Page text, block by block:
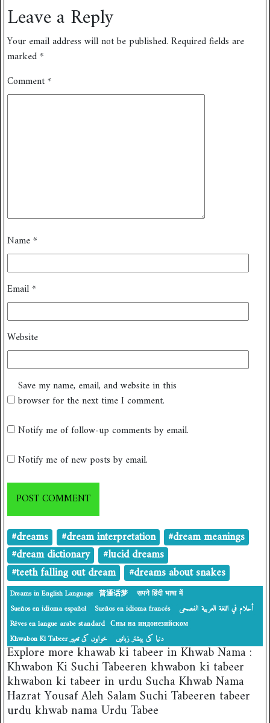
Leave a Reply
Your email address will not be published. Required fields are
marked*
Comment*
Name*
Email*
Website
Save my name, email, and website in this
browser for the next time I comment.
Notify me of follow-up comments by email.
Notify me of new posts by email.
#dreams #dream interpretation
#dream meanings
#dream dictionary
#lucid dreams
#teeth falling out dream
#dreams about snakes
Dreams in English Language 普通话梦
सपने हिंदी भाषा में
Sueños en idioma español
Sueños en idioma francés
أحلام في اللغة العربية الفصحى
Rêves en langue arabe standard Сны на индонезийском
‎Khwabon Ki Tabeer خوابوں کی تعبیر
دنیا کی بیشتر زبانیں
Explore more khawab ki tabeer in Khwab Nama :
Khwabon Ki Suchi Tabeeren khwabon ki tabeer
khwabon ki tabeer in urdu Sucha Khwab Nama
Hazrat Yousaf Aleh Salam Suchi Tabeeren tabeer
urdu khwab nama Urdu Tabee